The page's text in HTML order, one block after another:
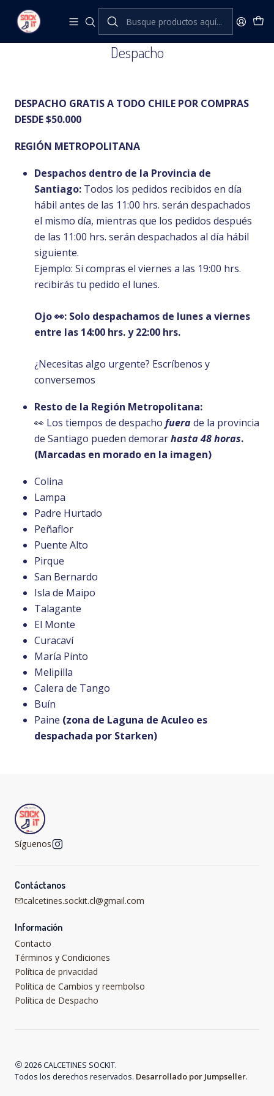
INFORMACIÓN Despacho
Despacho
DESPACHO GRATIS A TODO CHILE POR COMPRAS
DESDE $50.000
REGIÓN METROPOLITANA
Despachos dentro de la Provincia de
Santiago: Todos los pedidos recibidos en día
hábil antes de las 11:00 hrs. serán despachados
el mismo día, mientras que los pedidos después
de las 11:00 hrs. serán despachados al día hábil
siguiente.
Ejemplo: Si compras el viernes a las 19:00 hrs.
recibirás tu pedido el lunes.
Ojo 👀: Solo despachamos de lunes a viernes
entre las 14:00 hrs. y 22:00 hrs.
¿Necesitas algo urgente? Escríbenos y
conversemos
Resto de la Región Metropolitana:
👀 Los tiempos de despacho fuerade la provincia
de Santiago pueden demorarhasta 48 horas.
(Marcadas en morado en la imagen)
Colina
Lampa
Padre Hurtado
Peñaflor
Puente Alto
Pirque
San Bernardo
Isla de Maipo
Talagante
El Monte
Curacaví
María Pinto
Melipilla
Calera de Tango
Buín
Paine (zona de Laguna de Aculeo es
despachada por Starken)
Síguenos
Contáctanos
calcetines.sockit.cl@gmail.com
Información
Contacto
Términos y Condiciones
Política de privacidad
Política de Cambios y reembolso
Política de Despacho
2026 CALCETINES SOCKIT.
Todos los derechos reservados. Desarrollado por Jumpseller.